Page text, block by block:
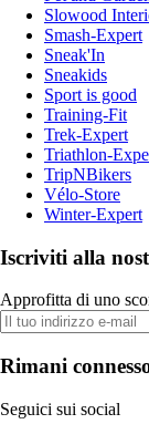
Slowood
Smash-Expert
Sneak'In
Sneakids
Sport is good
Training-Fit
Trek-Expert
Triathlon-
TripNBikers
Vélo-Store
Winter-Expert
Iscriviti alla
Approfitta di uno
Rimani
Seguici sui social